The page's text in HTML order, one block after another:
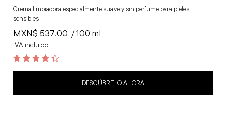
Crema limpiadora especialmente suave y sin perfume para pieles
sensibles.
MXN$ 537.00
IVA incluido
/ 100 ml
DESCÚBRELO AHORA